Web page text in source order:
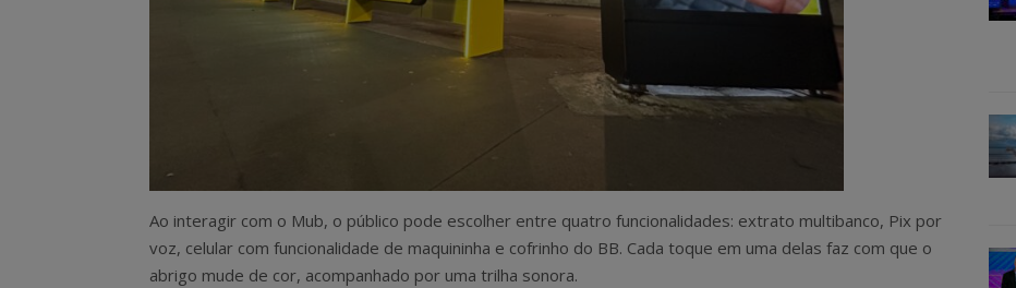
Ao interagir com o Mub, o público pode escolher entre quatro funcionalidades: extrato multibanco, Pix por
voz, celular com funcionalidade de maquininha e cofrinho do BB. Cada toque em uma delas faz com que o
abrigo mude de cor, acompanhado por uma trilha sonora.